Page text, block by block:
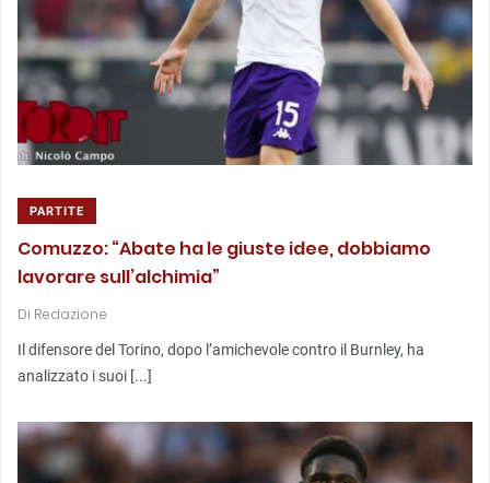
PARTITE
Comuzzo: “Abate ha le giuste idee, dobbiamo
lavorare sull’alchimia”
Di Redazione
Il difensore del Torino, dopo l’amichevole contro il Burnley, ha
analizzato i suoi [...]